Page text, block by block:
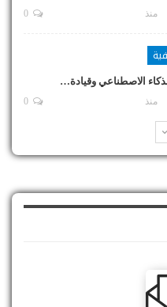
منذ
الاصطناعي وقيادة…
منذ